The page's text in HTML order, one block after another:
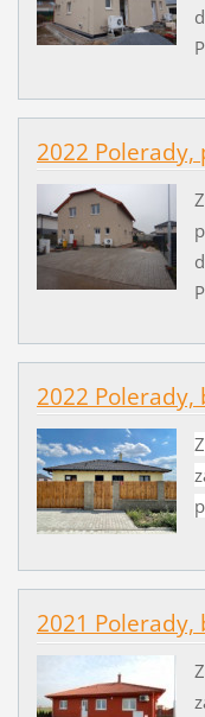
2022 Polerady,
2022 Polerady,
2021 Polerady,